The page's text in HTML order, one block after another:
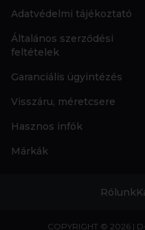
Adatvédelmi tájékoztató
Általános szerződési
feltételek
Garanciális ügyintézés
Visszáru, méretcsere
Hasznos infók
Márkák
Rólunk
COPYRIGHT © 2026 |